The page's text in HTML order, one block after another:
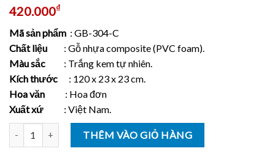
420.000₫
Mã sản phẩm : GB-304-C
Chất liệu : Gỗ nhựa composite (PVC foam).
Màu sắc
: Trắng kem tự nhiên.
Kích thước
: 120 x 23 x 23 cm.
Hoa văn : Hoa đơn
Xuất xứ : Việt Nam.
THÊM VÀO GIỎ HÀNG